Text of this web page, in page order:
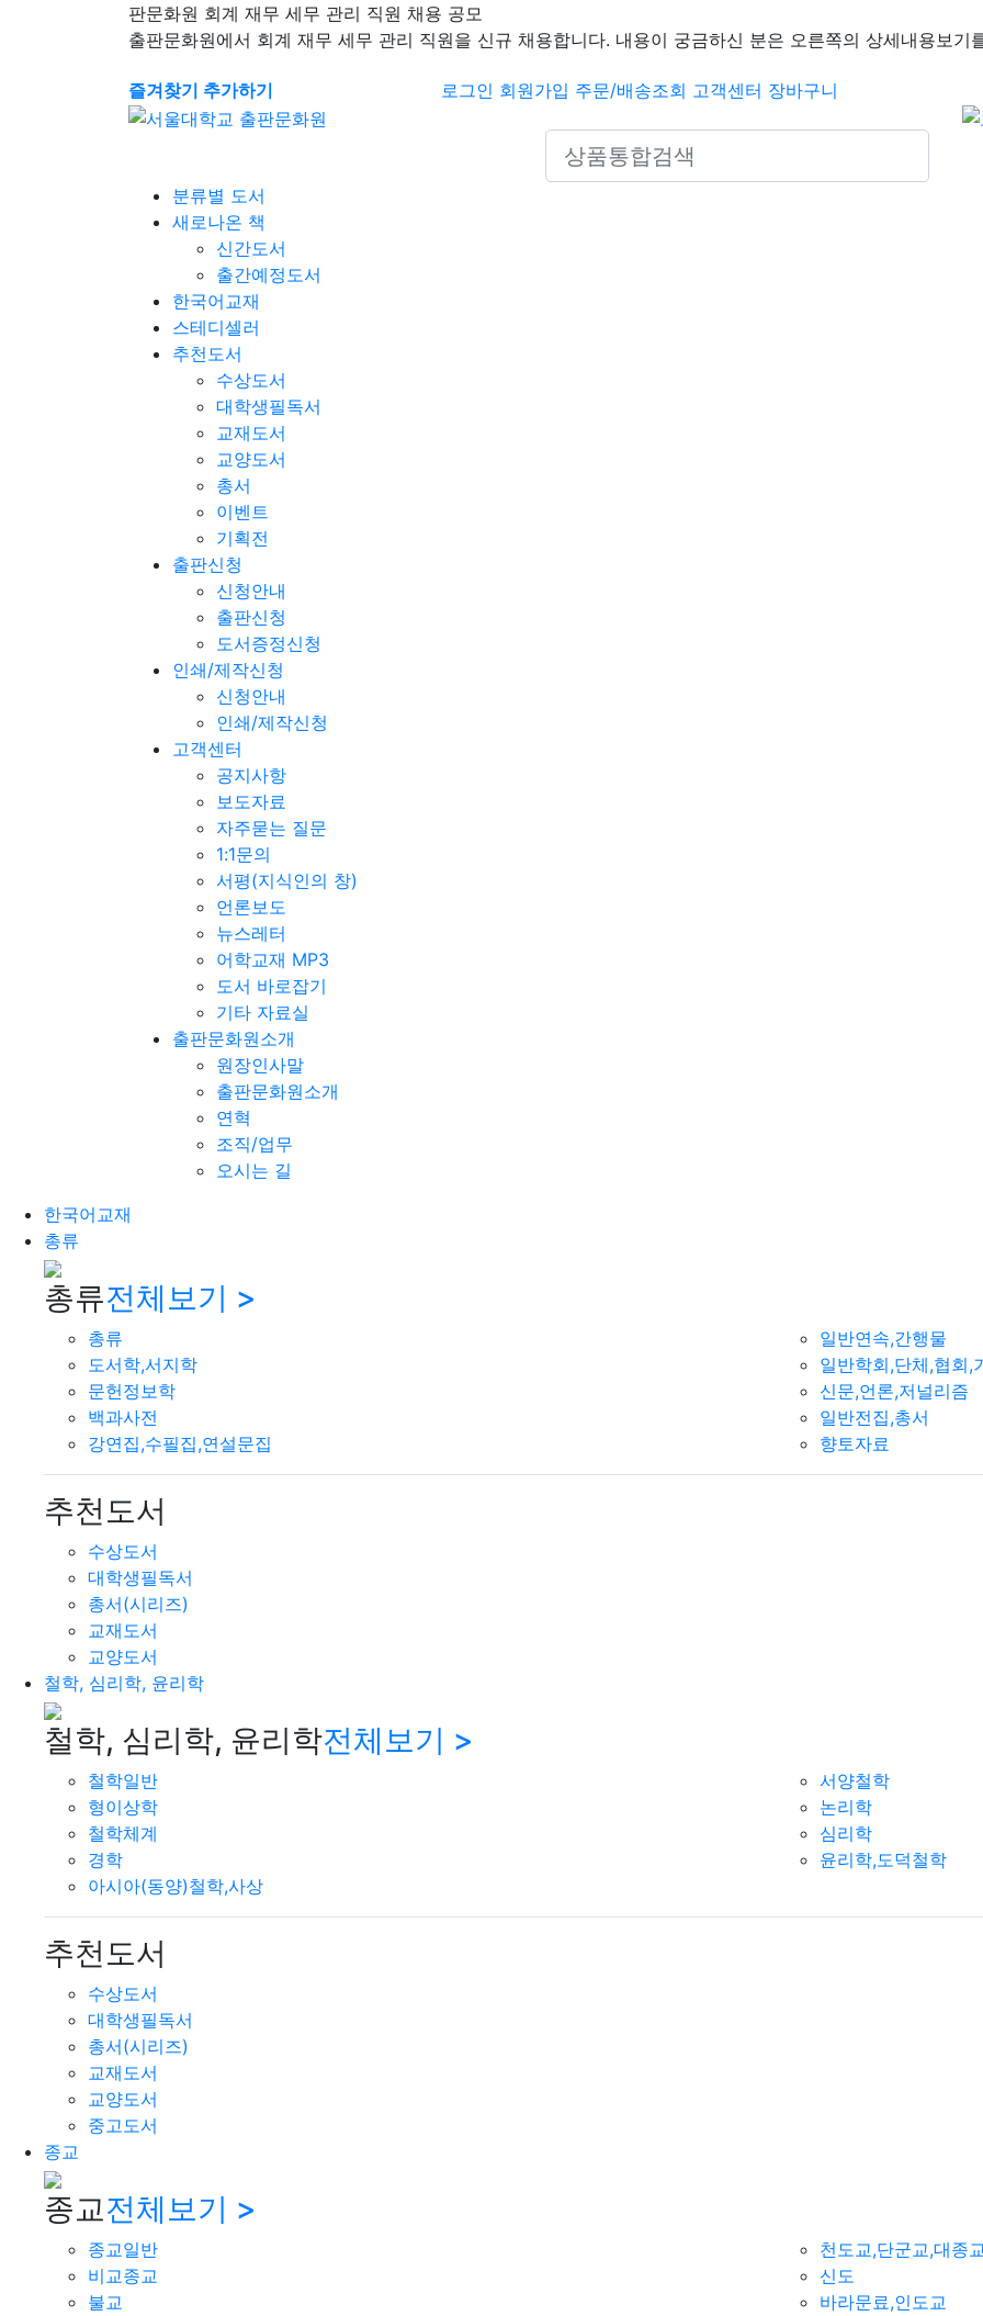
판문화원 회계 재무 세무 관리 직원 채용 공모
출판문화원에서 회계 재무 세무 관리 직원을 신규 채용합니다. 내용이 궁금하신 분은 오른쪽의 상세내용보기
즐겨찾기 추가하기 로그인 회원가입 주문/배송조회 고객센터 장바구니
Search icons
분류별 도서
새로나온 책
신간도서
출간예정도서
한국어교재
스테디셀러
추천도서
수상도서
대학생필독서
교재도서
교양도서
총서
이벤트
기획전
출판신청
신청안내
출판신청
도서증정신청
인쇄/제작신청
신청안내
인쇄/제작신청
고객센터
공지사항
보도자료
자주묻는 질문
1:1문의
서평(지식인의 창)
언론보도
뉴스레터
어학교재 MP3
도서 바로잡기
기타 자료실
출판문화원소개
원장인사말
출판문화원소개
연혁
조직/업무
오시는 길
한국어교재
총류
총류전체보기 >
총류
도서학,서지학
문헌정보학
백과사전
강연집,수필집,연설문집
일반연속,간행물
일반학회,단체,협회,
신문,언론,저널리즘
일반전집,총서
향토자료
추천도서
수상도서
대학생필독서
총서(시리즈)
교재도서
교양도서
철학, 심리학, 윤리학
철학, 심리학, 윤리학전체보기 >
철학일반
형이상학
철학체계
경학
아시아(동양)철학,사상
서양철학
논리학
심리학
윤리학,도덕철학
추천도서
수상도서
대학생필독서
총서(시리즈)
교재도서
교양도서
중고도서
종교
종교전체보기 >
종교일반
비교종교
불교
천도교,단군교,대종
신도
바라문료,인도교